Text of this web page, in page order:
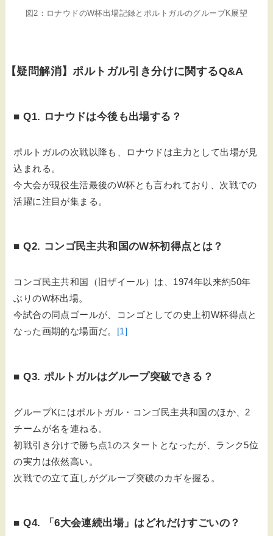
図2：ロナウドのW杯出場記録とポルトガルのグループK展望
【疑問解消】ポルトガル引き分けに関するQ&A
■ Q1. ロナウドは今後も出場する？
ポルトガルの次戦以降も、ロナウドは主力として出場が見
込まれる。
今大会が現役生活最後のW杯とも言われており、次戦での
活躍に注目が集まる。
■ Q2. コンゴ民主共和国のW杯初得点とは？
コンゴ民主共和国（旧ザイール）は、1974年以来約50年
ぶりのW杯出場。
今試合の同点ゴールが、コンゴとしての史上初W杯得点と
なった画期的な場面だ。
[1]
■ Q3. ポルトガルはグループ突破できる？
グループKにはポルトガル・コンゴ民主共和国のほか、2
チームが名を連ねる。
初戦引き分けで勝ち点1のスタートとなったが、ランク5位
の実力は依然高い。
次戦での立て直しがグループ突破のカギを握る。
■ Q4. 「6大会連続出場」はどれだけすごいの？